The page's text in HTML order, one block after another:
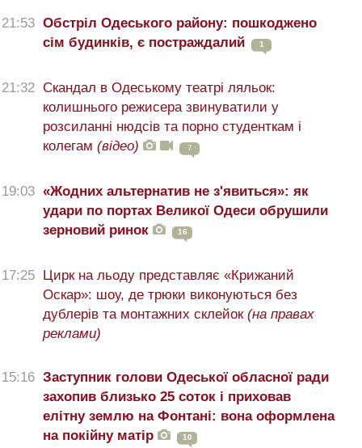
21:53 Обстріл Одеського району: пошкоджено
сім будинків, є постраждалий
1
21:32 Скандал в Одеському театрі ляльок:
колишнього режисера звинуватили у
розсиланні нюдсів та порно студенткам і
колегам (відео) 7
19:03 «Жодних альтернатив не з'явиться»: як
удари по портах Великої Одеси обрушили
зерновий ринок
16
17:25 Цирк на льоду представляє «Крижаний
Оскар»: шоу, де трюки виконуються без
дублерів та монтажних склейок (на правах
реклами)
15:16 Заступник голови Одеської обласної ради
захопив близько 25 соток і приховав
елітну землю на Фонтані: вона оформлена
на покійну матір
10